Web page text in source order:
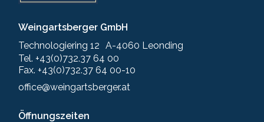
Weingartsberger GmbH
Technologiering 12 A-4060 Leonding
Tel. +43(0)732.37 64 00
Fax. +43(0)732.37 64 00-10
office@weingartsberger.at
Öffnungszeiten